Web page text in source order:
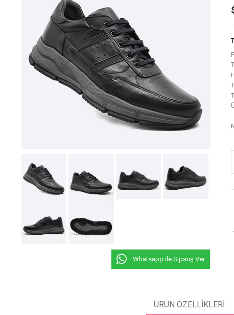
Whatsapp ile Sipariş Ver
ÜRÜN ÖZELLIKLERI